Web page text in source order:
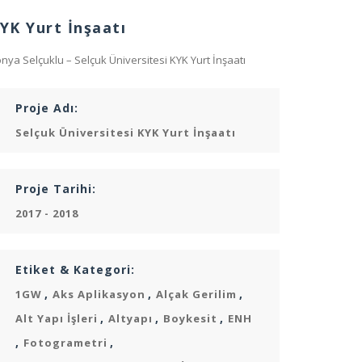
Yurt İnşaatı
Selçuklu – Selçuk Üniversitesi KYK Yurt İnşaatı
Proje Adı:
Selçuk Üniversitesi KYK Yurt İnşaatı
Proje Tarihi:
2017 - 2018
Etiket & Kategori:
1GW , Aks Aplikasyon , Alçak Gerilim ,
Alt Yapı İşleri , Altyapı , Boykesit , ENH
, Fotogrametri ,